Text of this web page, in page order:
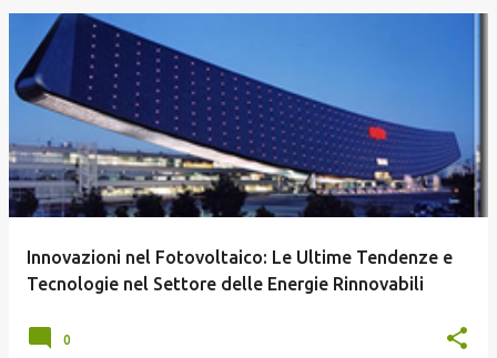
o
t
Innovazioni nel Fotovoltaico: Le Ultime Tendenze e
Tecnologie nel Settore delle Energie Rinnovabili
0